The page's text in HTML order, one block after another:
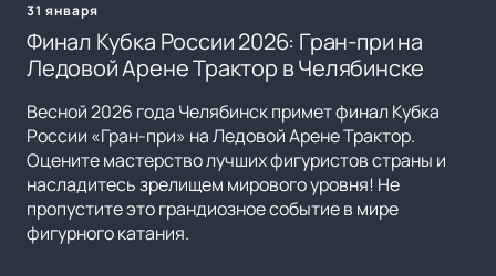
31 января
Финал Кубка России 2026: Гран-при на
Ледовой Арене Трактор в Челябинске
Весной 2026 года Челябинск примет финал Кубка
России «Гран-при» на Ледовой Арене Трактор.
Оцените мастерство лучших фигуристов страны и
насладитесь зрелищем мирового уровня! Не
пропустите это грандиозное событие в мире
фигурного катания.